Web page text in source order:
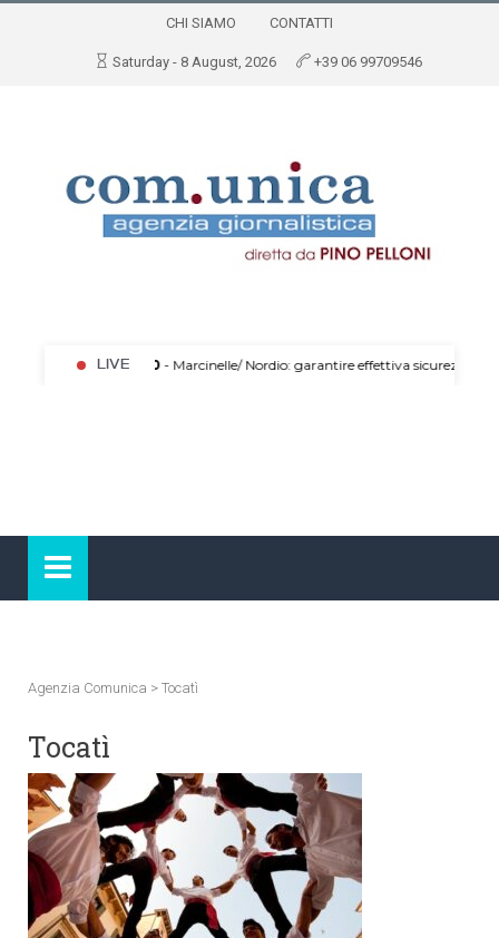
CHI SIAMO CONTATTI
Saturday - 8 August, 2026 +39 06 99709546
Agenzia Comunica > Tocatì
Tocatì